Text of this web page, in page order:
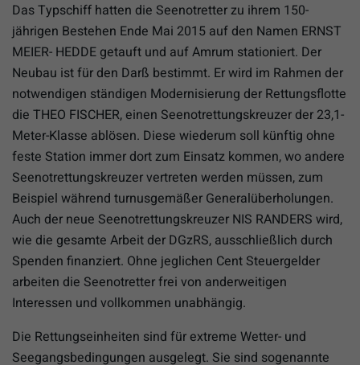
Das Typschiff hatten die Seenotretter zu ihrem 150-
jährigen Bestehen Ende Mai 2015 auf den Namen ERNST
MEIER- HEDDE getauft und auf Amrum stationiert. Der
Neubau ist für den Darß bestimmt. Er wird im Rahmen der
notwendigen ständigen Modernisierung der Rettungsflotte
die THEO FISCHER, einen Seenotrettungskreuzer der 23,1-
Meter-Klasse ablösen. Diese wiederum soll künftig ohne
feste Station immer dort zum Einsatz kommen, wo andere
Seenotrettungskreuzer vertreten werden müssen, zum
Beispiel während turnusgemäßer Generalüberholungen.
Auch der neue Seenotrettungskreuzer NIS RANDERS wird,
wie die gesamte Arbeit der DGzRS, ausschließlich durch
Spenden finanziert. Ohne jeglichen Cent Steuergelder
arbeiten die Seenotretter frei von anderweitigen
Interessen und vollkommen unabhängig.
Die Rettungseinheiten sind für extreme Wetter- und
Seegangsbedingungen ausgelegt. Sie sind sogenannte